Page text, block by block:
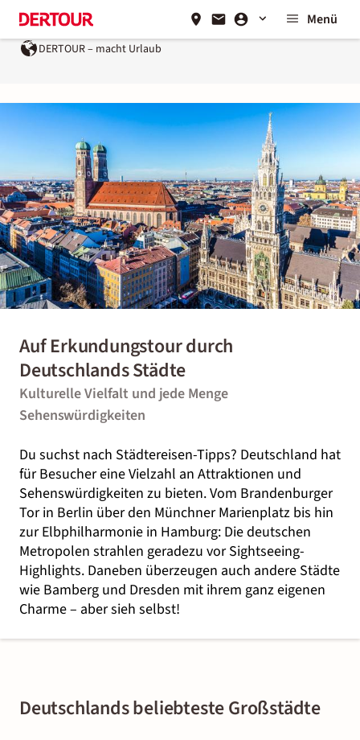
Menü
DERTOUR – macht Urlaub
Auf Erkundungstour durch
Deutschlands Städte
Kulturelle Vielfalt und jede Menge
Sehenswürdigkeiten
Du suchst nach Städtereisen-Tipps? Deutschland hat
für Besucher eine Vielzahl an Attraktionen und
Sehenswürdigkeiten zu bieten. Vom Brandenburger
Tor in Berlin über den Münchner Marienplatz bis hin
zur Elbphilharmonie in Hamburg: Die deutschen
Metropolen strahlen geradezu vor Sightseeing-
Highlights. Daneben überzeugen auch andere Städte
wie Bamberg und Dresden mit ihrem ganz eigenen
Charme – aber sieh selbst!
Deutschlands beliebteste Großstädte